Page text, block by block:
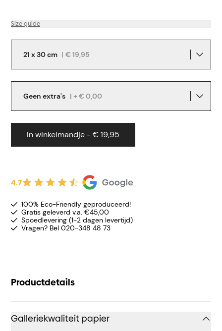
Size guide
21 x 30 cm | € 19,95
Geen extra's | + € 0,00
In winkelmandje - € 19,95
4.7
100% Eco-Friendly geproduceerd!
Gratis geleverd v.a. €45,00
Spoedlevering (1-2 dagen levertijd)
Vragen? Bel 020-348 48 73
Productdetails
Galleriekwaliteit papier